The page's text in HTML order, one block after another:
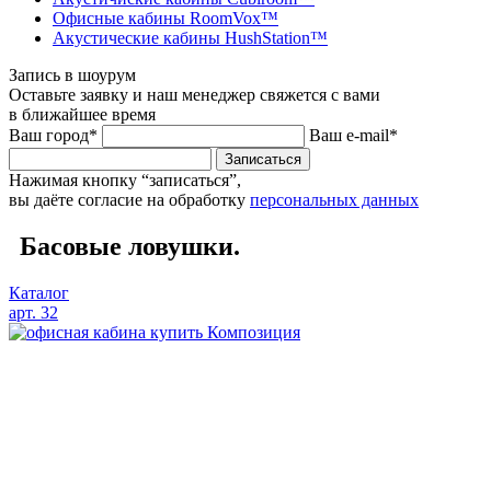
Офисные кабины RoomVox™
Акустические кабины HushStation™
Запись в шоурум
Оставьте заявку и наш менеджер свяжется с вами
в ближайшее время
Ваш город*
Ваш e-mail*
Записаться
Нажимая кнопку “записаться”,
вы даёте согласие на обработку персональных данных
Басовые ловушки.
Каталог
арт. 32